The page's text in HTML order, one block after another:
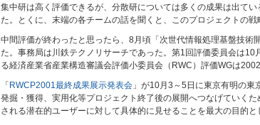
集中研は高く評価できるが、分散研については多くの成果は出て
た。とくに、末端の各チームの話を聞くと、このプロジェクトの
中間評価が終わったと思ったら、8月頃「次世代情報処理基盤技
た。事務局は川鉄テクノリサーチであった。第1回評価委員会は
る経済産業省産業構造審議会評価小委員会（RWC）評価WGは
「 RWCP2001最終成果展示発表会」が10月3～5日に東京有明の東
発掘・獲得、実用化等プロジェクト終了後の展開へつなげていく
される潜在的ユーザーに対して具体的に見せることを最大の目的